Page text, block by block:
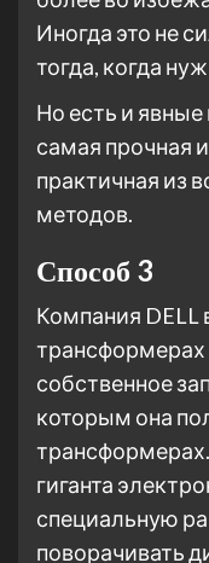
Иногда это не
тогда, когда
Но есть и
самая прочная
практичная из
методов.
Способ 3
Компания DELL
трансформерах
собственное
которым она
гиганта
специальную
поворачивать